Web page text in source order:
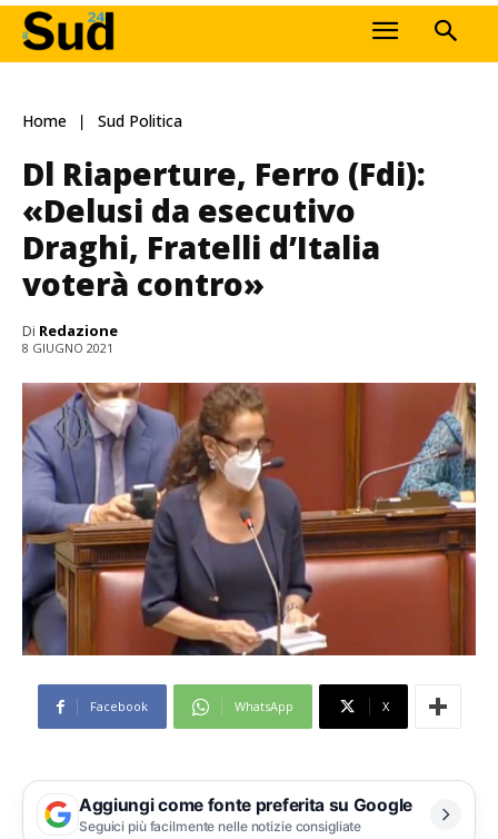
Home Sud Politica
Dl Riaperture, Ferro (Fdi):
«Delusi da esecutivo
Draghi, Fratelli d’Italia
voterà contro»
Di Redazione
8 GIUGNO 2021
Facebook WhatsApp X
Aggiungi come fonte preferita su Google
Seguici più facilmente nelle notizie consigliate